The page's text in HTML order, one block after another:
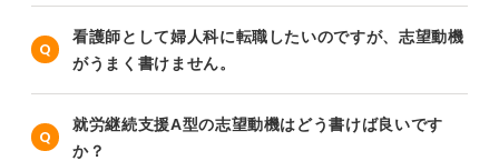
看護師として婦人科に転職したいのですが、志望動機
がうまく書けません。
就労継続支援A型の志望動機はどう書けば良いです
か？